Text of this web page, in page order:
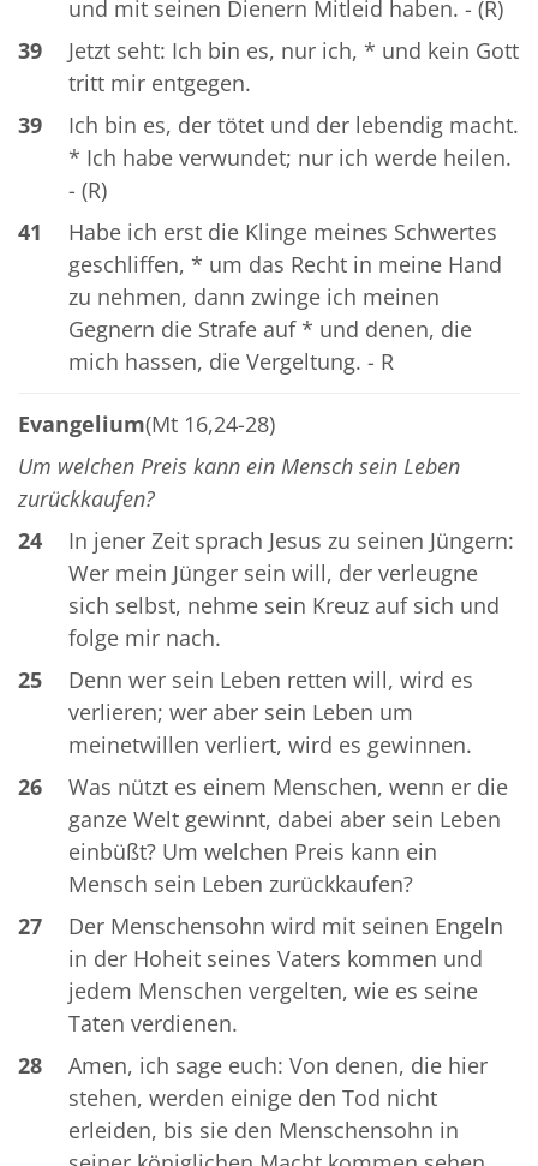
und mit seinen Dienern Mitleid haben. - (R)
39
Jetzt seht: Ich bin es, nur ich, * und kein Gott
tritt mir entgegen.
39
Ich bin es, der tötet und der lebendig macht.
* Ich habe verwundet; nur ich werde heilen.
- (R)
41
Habe ich erst die Klinge meines Schwertes
geschliffen, * um das Recht in meine Hand
zu nehmen, dann zwinge ich meinen
Gegnern die Strafe auf * und denen, die
mich hassen, die Vergeltung. - R
Evangelium(Mt 16,24-28)
Um welchen Preis kann ein Mensch sein Leben
zurückkaufen?
24
In jener Zeit sprach Jesus zu seinen Jüngern:
Wer mein Jünger sein will, der verleugne
sich selbst, nehme sein Kreuz auf sich und
folge mir nach.
25
Denn wer sein Leben retten will, wird es
verlieren; wer aber sein Leben um
meinetwillen verliert, wird es gewinnen.
26
Was nützt es einem Menschen, wenn er die
ganze Welt gewinnt, dabei aber sein Leben
einbüßt? Um welchen Preis kann ein
Mensch sein Leben zurückkaufen?
27
Der Menschensohn wird mit seinen Engeln
in der Hoheit seines Vaters kommen und
jedem Menschen vergelten, wie es seine
Taten verdienen.
28
Amen, ich sage euch: Von denen, die hier
stehen, werden einige den Tod nicht
erleiden, bis sie den Menschensohn in